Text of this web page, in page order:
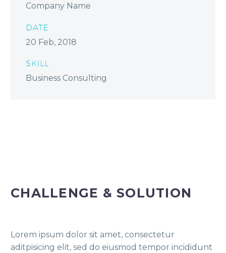
Company Name
DATE
20 Feb, 2018
SKILL
Business Consulting
CHALLENGE & SOLUTION
Lorem ipsum dolor sit amet, consectetur
aditpisicing elit, sed do eiusmod tempor incididunt